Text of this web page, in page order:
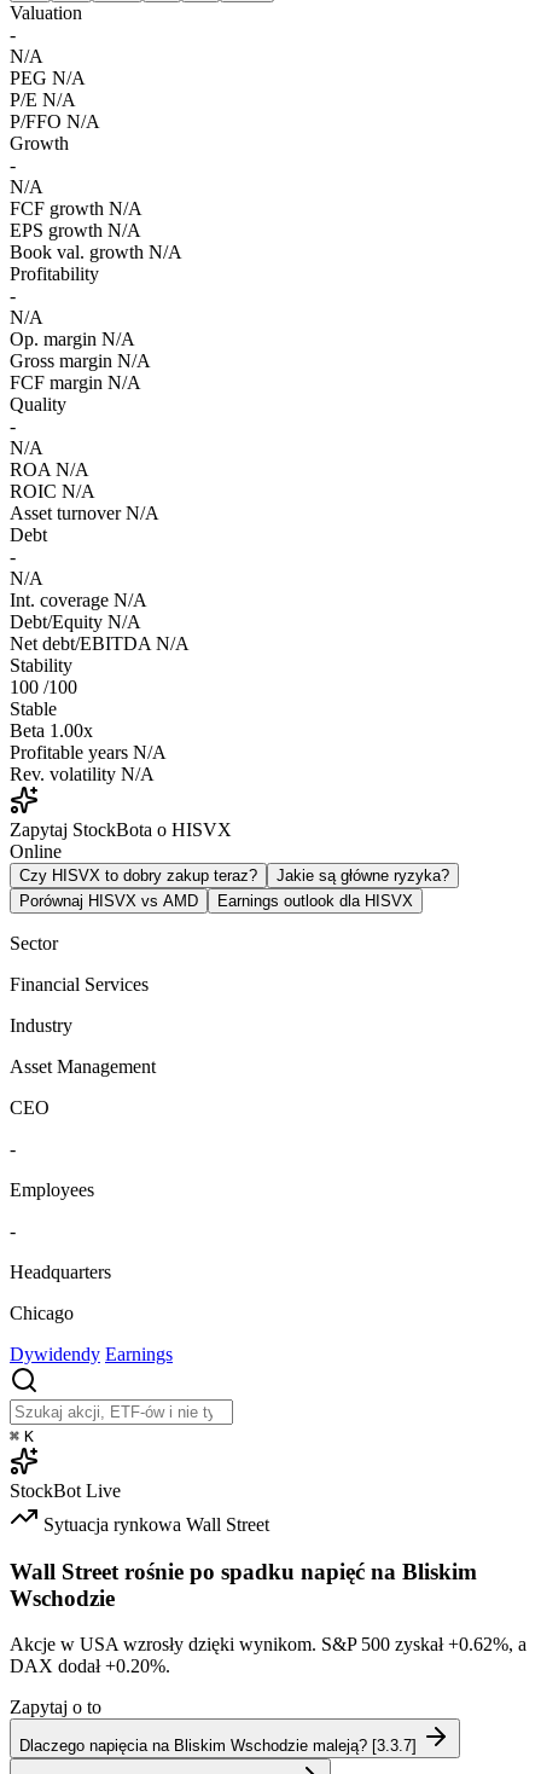
Valuation
-
N/A
PEG N/A
P/E N/A
P/FFO N/A
Growth
-
N/A
FCF growth N/A
EPS growth N/A
Book val. growth N/A
Profitability
-
N/A
Op. margin N/A
Gross margin N/A
FCF margin N/A
Quality
-
N/A
ROA N/A
ROIC N/A
Asset turnover N/A
Debt
-
N/A
Int. coverage N/A
Debt/Equity N/A
Net debt/EBITDA N/A
Stability
100 /100
Stable
Beta 1.00x
Profitable years N/A
Rev. volatility N/A
Zapytaj StockBota o HISVX
Online
Czy HISVX to dobry zakup teraz?
Jakie są główne ryzyka?
Porównaj HISVX vs AMD
Earnings outlook dla HISVX
Sector
Financial Services
Industry
Asset Management
CEO
-
Employees
-
Headquarters
Chicago
Dywidendy Earnings
⌘ K
StockBot Live
Sytuacja rynkowa Wall Street
Wall Street rośnie po spadku napięć na Bliskim
Wschodzie
Akcje w USA wzrosły dzięki wynikom. S&P 500 zyskał+0.62%, a
DAX dodał+0.20%.
Zapytaj o to
Dlaczego napięcia na Bliskim Wschodzie maleją? [3.3.7]